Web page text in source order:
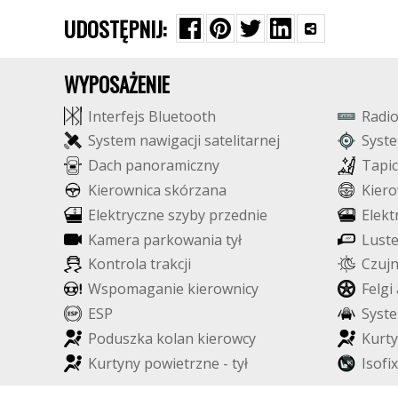
UDOSTĘPNIJ:
WYPOSAŻENIE
Interfejs Bluetooth Radio
System nawigacji satelitarnej Syste
Dach panoramiczny Tapic
Kierownica skórzana Kiero
Elektryczne szyby przednie Elekt
Kamera parkowania tył Luste
Kontrola trakcji Czujn
Wspomaganie kierownicy Felgi
ESP Syste
Poduszka kolan kierowcy Kurty
Kurtyny powietrzne - tył Isofix